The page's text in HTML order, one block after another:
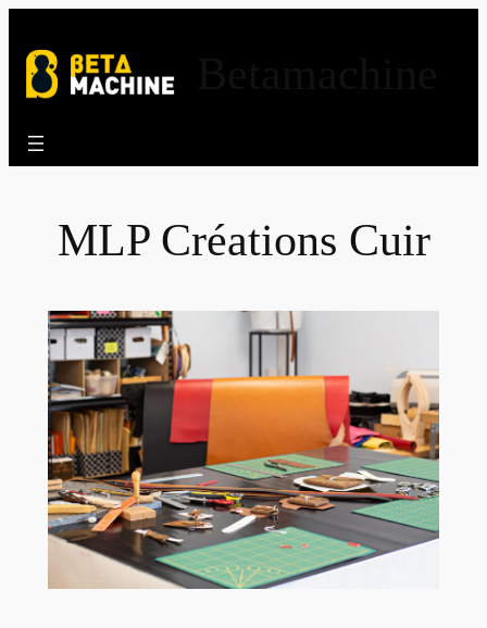
au
contenu
MLP Créations Cuir